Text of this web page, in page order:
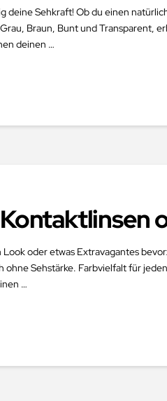
deine Sehkraft! Ob du einen
Braun, Bunt und Transparent,
deinen …
oder etwas Extravagantes
Sehstärke. Farbvielfalt für
…